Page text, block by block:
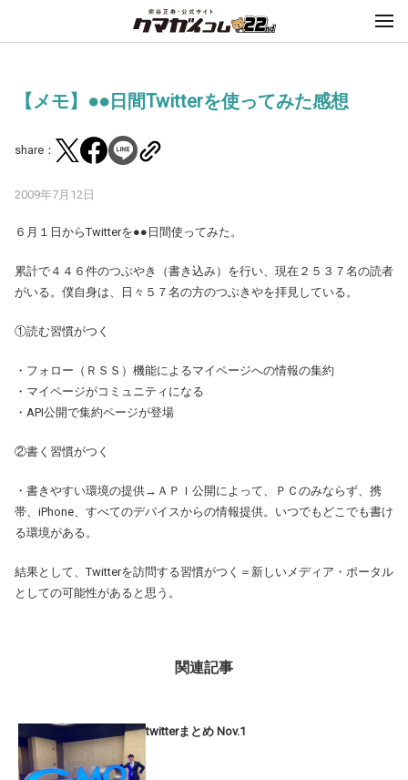
【メモ】●●日間Twitterを使ってみた感想
share：
2009年7月12日
６月１日からTwitterを●●日間使ってみた。
累計で４４６件のつぶやき（書き込み）を行い、現在２５３７名の読者
がいる。僕自身は、日々５７名の方のつぶきやを拝見している。
①読む習慣がつく
・フォロー（ＲＳＳ）機能によるマイページへの情報の集約
・マイページがコミュニティになる
・API公開で集約ページが登場
②書く習慣がつく
・書きやすい環境の提供→ＡＰＩ公開によって、ＰＣのみならず、携
帯、iPhone、すべてのデバイスからの情報提供。いつでもどこでも書け
る環境がある。
結果として、Twitterを訪問する習慣がつく＝新しいメディア・ポータル
としての可能性があると思う。
関連記事
twitterまとめ Nov.1